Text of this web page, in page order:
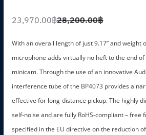
28,200.00฿
O
r
i
g
i
n
a
l
23,970.00฿
C
u
r
r
e
n
t
p
With an overall length of just 9.17” and weight
microphone adds virtually no heft to the end
minicam. Through the use of an innovative
interference tube of the BP4073 provides a
effective for long-distance pickup. The highly
self-noise and are fully RoHS-compliant – free
specified in the EU directive on the reduction